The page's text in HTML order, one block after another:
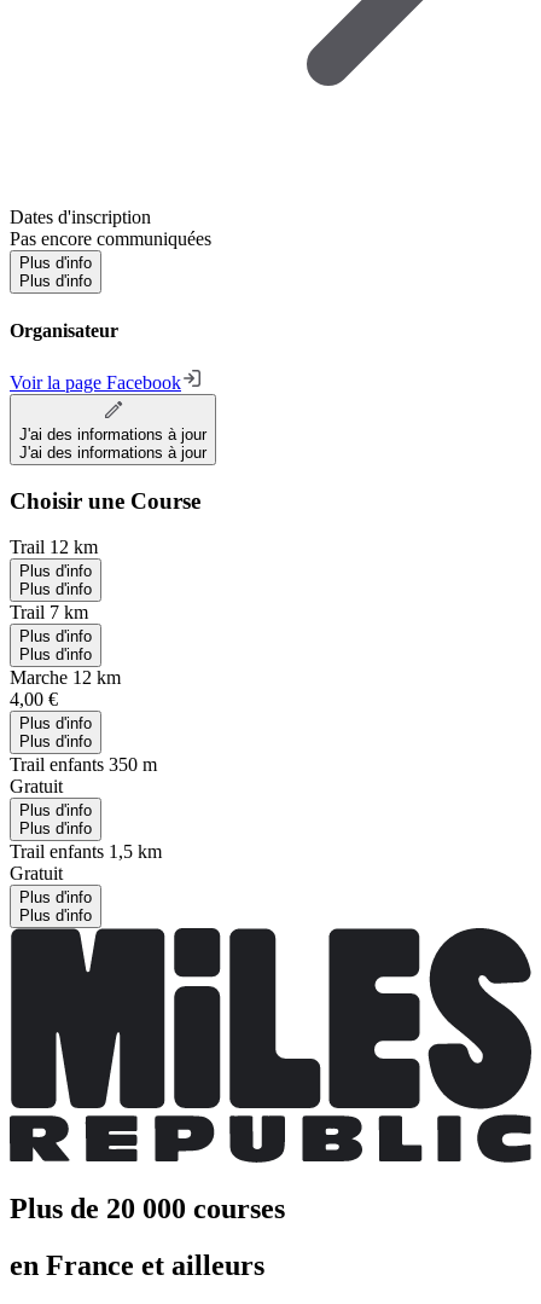
Dates d'inscription
Pas encore communiquées
Plus d'info
Plus d'info
Organisateur
Voir la page Facebook
J'ai des informations à jour
J'ai des informations à jour
Choisir une Course
Trail 12 km
Plus d'info
Plus d'info
Trail 7 km
Plus d'info
Plus d'info
Marche 12 km
4,00 €
Plus d'info
Plus d'info
Trail enfants 350 m
Gratuit
Plus d'info
Plus d'info
Trail enfants 1,5 km
Gratuit
Plus d'info
Plus d'info
Plus de 20 000 courses
en France et ailleurs